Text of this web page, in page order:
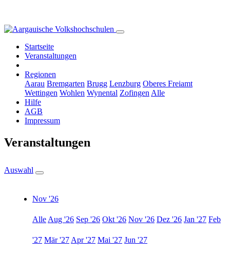
Startseite
Veranstaltungen
Regionen
Aarau Bremgarten Brugg Lenzburg Oberes Freiamt
Wettingen Wohlen Wynental Zofingen Alle
Hilfe
AGB
Impressum
Veranstaltungen
Auswahl
Nov '26
Alle Aug '26 Sep '26 Okt '26 Nov '26 Dez '26 Jan '27 Feb
'27 Mär '27 Apr '27 Mai '27 Jun '27